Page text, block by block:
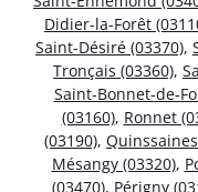
Didier-la-Forêt
Saint-Désiré (03370),
Tronçais (03360),
Saint-Bonnet-de-
(03160), Ronnet
(03190),
Mésangy (03320),
(03470), Périgny